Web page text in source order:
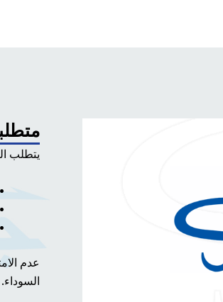
يتطلب
عدم
السوداء.